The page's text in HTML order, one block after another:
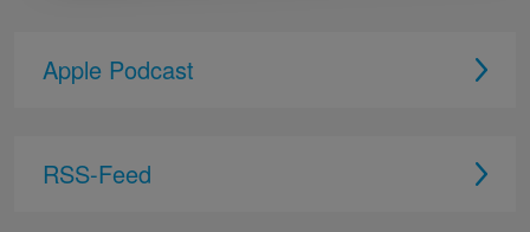
Apple Podcast
RSS-Feed